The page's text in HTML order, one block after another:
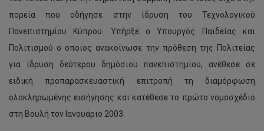
πορεία που οδήγησε στην ίδρυση του Τεχνολογικού
Πανεπιστημίου Κύπρου. Υπήρξε ο Υπουργός Παιδείας και
Πολιτισμού ο οποίος ανακοίνωσε την πρόθεση της Πολιτείας
για ίδρυση δεύτερου δημόσιου πανεπιστημίου, ανέθεσε σε
ειδική προπαρασκευαστική επιτροπή τη διαμόρφωση
ολοκληρωμένης εισήγησης και κατέθεσε το πρώτο νομοσχέδιο
στη Βουλή τον Ιανουάριο 2003.